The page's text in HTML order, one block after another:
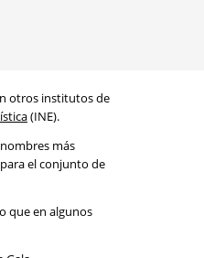
otros institutos de
(INE).
más
el conjunto de
que en algunos